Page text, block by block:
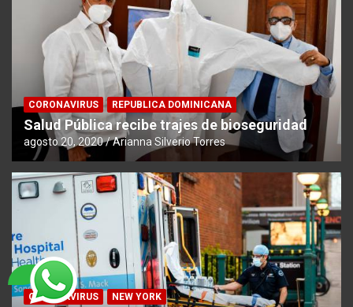
CORONAVIRUS REPUBLICA DOMINICANA
Salud Pública recibe trajes de bioseguridad
agosto 20, 2020 Arianna Silverio Torres
CORONAVIRUS NEW YORK